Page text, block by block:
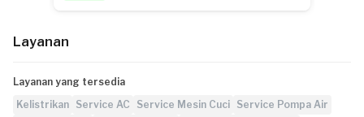
Layanan
Layanan yang tersedia
Kelistrikan Service AC Service Mesin Cuci Service Pompa Air